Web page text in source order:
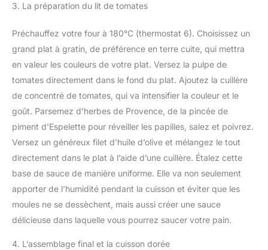
3. La préparation du lit de tomates
Préchauffez votre four à 180°C (thermostat 6). Choisissez un
grand plat à gratin, de préférence en terre cuite, qui mettra
en valeur les couleurs de votre plat. Versez la pulpe de
tomates directement dans le fond du plat. Ajoutez la cuillère
de concentré de tomates, qui va intensifier la couleur et le
goût. Parsemez d’herbes de Provence, de la pincée de
piment d’Espelette pour réveiller les papilles, salez et poivrez.
Versez un généreux filet d’huile d’olive et mélangez le tout
directement dans le plat à l’aide d’une cuillère. Étalez cette
base de sauce de manière uniforme. Elle va non seulement
apporter de l’humidité pendant la cuisson et éviter que les
moules ne se dessèchent, mais aussi créer une sauce
délicieuse dans laquelle vous pourrez saucer votre pain.
4. L’assemblage final et la cuisson dorée